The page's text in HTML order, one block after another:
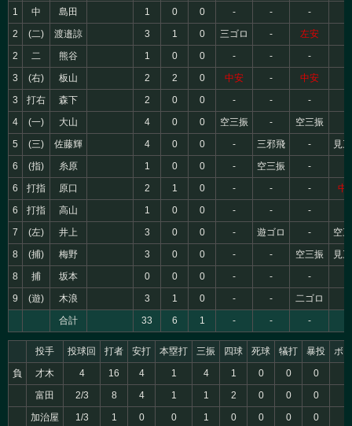
1
中 島田 1 0 0 - - -
2
(二) 渡邉諒 3 1 0 三ゴロ - 左安
2
二 熊谷 1 0 0 - - -
3
(右) 板山 2 2 0 中安 - 中安
3
打右 森下 2 0 0 - - -
4
(一) 大山 4 0 0 空三振 - 空三振
5
(三) 佐藤輝 4 0 0 - 三邪飛 -
見
6
(指) 糸原 1 0 0 - 空三振 -
6
打指 原口 2 1 0 - - -
中
6
打指 高山 1 0 0 - - -
7
(左) 井上 3 0 0 - 遊ゴロ -
空
8
(捕) 梅野 3 0 0 - - 空三振
見
8
捕 坂本 0 0 0 - - -
9
(遊) 木浪 3 1 0 - - 二ゴロ
合計
33 6 1 - - -
投手 投球回 打者 安打 本塁打 三振 四球 死球 犠打 暴投
ボ
負
才木 4 16 4 1 4 1 0 0 0
富田
2/3 8 4 1 1 2 0 0 0
加治屋
1/3 1 0 0 1 0 0 0 0